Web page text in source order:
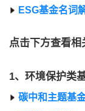
ESG基金名词
点击下方查看相
1、环境保护类
碳中和主题基